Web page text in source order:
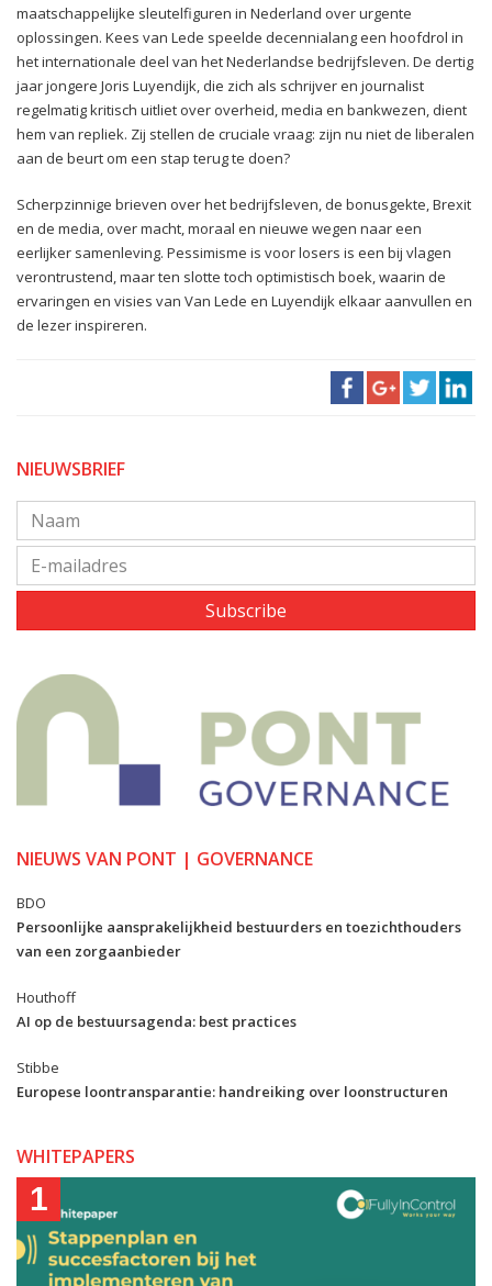
maatschappelijke sleutelfiguren in Nederland over urgente
oplossingen. Kees van Lede speelde decennialang een hoofdrol in
het internationale deel van het Nederlandse bedrijfsleven. De dertig
jaar jongere Joris Luyendijk, die zich als schrijver en journalist
regelmatig kritisch uitliet over overheid, media en bankwezen, dient
hem van repliek. Zij stellen de cruciale vraag: zijn nu niet de liberalen
aan de beurt om een stap terug te doen?
Scherpzinnige brieven over het bedrijfsleven, de bonusgekte, Brexit
en de media, over macht, moraal en nieuwe wegen naar een
eerlijker samenleving. Pessimisme is voor losers is een bij vlagen
verontrustend, maar ten slotte toch optimistisch boek, waarin de
ervaringen en visies van Van Lede en Luyendijk elkaar aanvullen en
de lezer inspireren.
NIEUWSBRIEF
Subscribe
NIEUWS VAN PONT | GOVERNANCE
BDO
Persoonlijke aansprakelijkheid bestuurders en toezichthouders
van een zorgaanbieder
Houthoff
AI op de bestuursagenda: best practices
Stibbe
Europese loontransparantie: handreiking over loonstructuren
WHITEPAPERS
1